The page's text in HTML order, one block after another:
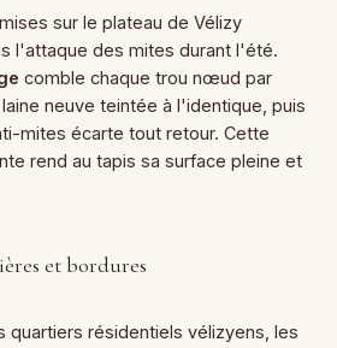
sur le plateau de Vélizy
l'attaque des mites durant l'été.
comble chaque trou nœud par
neuve teintée à l'identique, puis
mites écarte tout retour. Cette
rend au tapis sa surface pleine et
et bordures
quartiers résidentiels vélizyens, les